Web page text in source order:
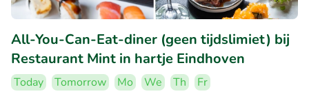
All-You-Can-Eat-diner (geen tijdslimiet) bij
Restaurant Mint in hartje Eindhoven
Today Tomorrow Mo We Th
Fr